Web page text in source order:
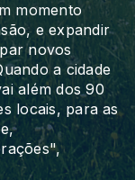
momento
e expandir
novos
a cidade
além dos 90
locais, para as